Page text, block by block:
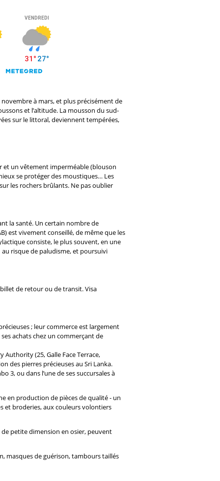
à mars, et plus précisément de
et l’altitude. La mousson du sud-
sur le littoral, deviennent tempérées,
et un vêtement imperméable (blouson
se protéger des moustiques… Les
les rochers brûlants. Ne pas oublier
la santé. Un certain nombre de
est vivement conseillé, de même que les
consiste, le plus souvent, en une
risque de paludisme, et poursuivi
de retour ou de transit. Visa
; leur commerce est largement
achats chez un commerçant de
Authority (25, Galle Face Terrace,
des pierres précieuses au Sri Lanka.
3, ou dans l’une de ses succursales à
en production de pièces de qualité - un
et broderies, aux couleurs volontiers
petite dimension en osier, peuvent
masques de guérison, tambours taillés